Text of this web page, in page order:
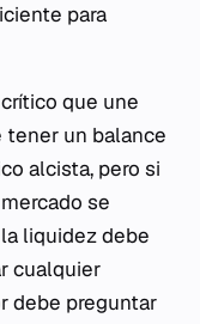
para
que une
tener un balance
alcista, pero si
se
liquidez debe
cualquier
debe preguntar